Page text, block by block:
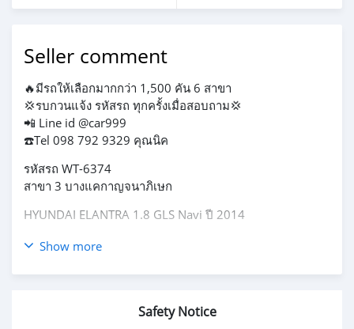
Seller comment
🔥มีรถให้เลือกมากกว่า 1,500 คัน 6 สาขา
💢รบกวนแจ้ง รหัสรถ ทุกครั้งเมื่อสอบถาม💢
📲 Line id @car999
☎️Tel 098 792 9329 คุณนิค
รหัสรถ WT-6374
สาขา 3 บางแคกาญจนาภิเษก
HYUNDAI ELANTRA 1.8 GLS Navi ปี 2014
✅✅ Sๅคๅ 298,000 บาท
- เครื่องยนต์เบนซิน ไม่เคยติดแก็ส
Show more
Safety Notice